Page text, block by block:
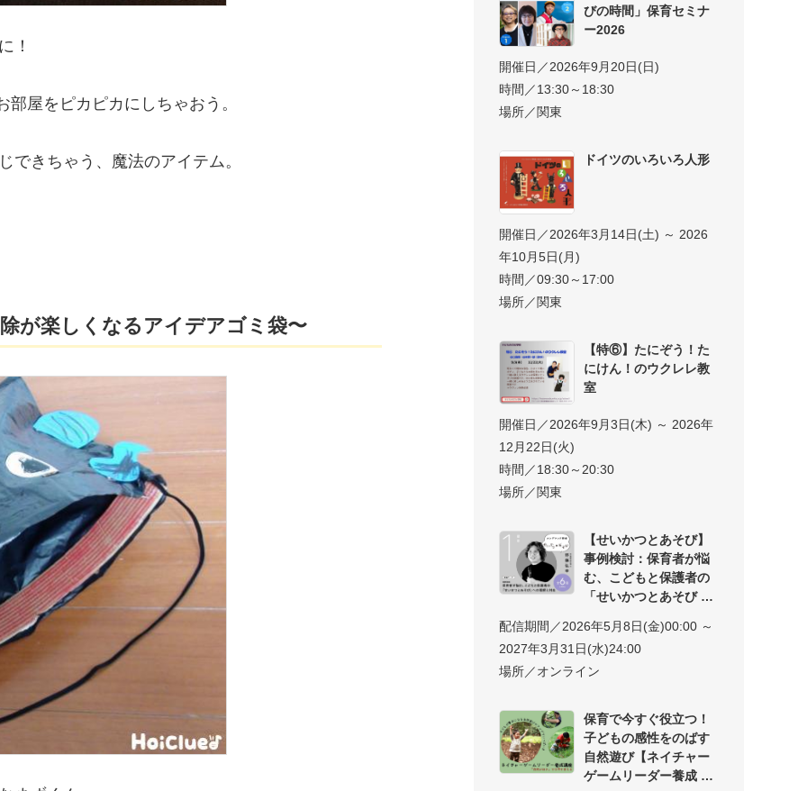
！
屋をピカピカにしちゃおう。
できちゃう、魔法のアイテム。
が楽しくなるアイデアゴミ袋〜
びの時間」保育セミナ
ー2026
開催日／2026年9月20日(日)
時間／13:30～18:30
場所／関東
ドイツのいろいろ人形
開催日／2026年3月14日(土) ～ 2026
年10月5日(月)
時間／09:30～17:00
場所／関東
【特⑥】たにぞう！た
にけん！のウクレレ教
室
開催日／2026年9月3日(木) ～ 2026年
12月22日(火)
時間／18:30～20:30
場所／関東
【せいかつとあそび】
事例検討：保育者が悩
む、こどもと保護者の
「せいかつとあそび
配信期間／2026年5月8日(金)00:00 ～
2027年3月31日(水)24:00
場所／オンライン
保育で今すぐ役立つ！
子どもの感性をのばす
自然遊び【ネイチャー
ゲームリーダー養成